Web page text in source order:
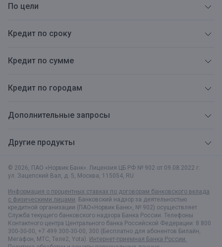
© 2026, ПАО «Норвик Банк». Лицензия ЦБ РФ № 902 от 09.08.2022 г.
ул. Зацепский Вал, д. 5, Москва, 115054, RU
Информация о процентных ставках по договорам банковского вклада
с физическими лицами. Банковский надзор за деятельностью
кредитной организации (ПАО«Норвик Банк», № 902) осуществляет
Служба текущего банковского надзора Банка России. Телефоны
Контактного центра Центрального банка Российской Федерации: 8 800
300-30-00, +7 499 300-30-00, 300 (Бесплатно для абонентов Билайн,
Мегафон, МТС, Теле2, Yota). Интернет-приемная Банка России.
По цели
Кредит по сроку
Кредит по сумме
Кредит по городам
Дополнительные запросы
Другие продукты